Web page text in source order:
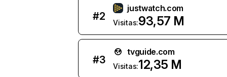
#2
justwatch.com
Visitas:93,57 M
#3
tvguide.com
Visitas:12,35 M